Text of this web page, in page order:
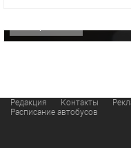
Редакция Контакты
Расписание автобусов